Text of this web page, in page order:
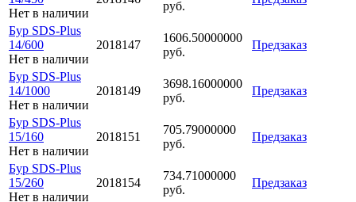
Нет в наличии
руб.
Бур SDS-Plus
14/600
Нет в наличии
2018147
1606.50000000
руб.
Предзаказ
Бур SDS-Plus
14/1000
Нет в наличии
2018149
3698.16000000
руб.
Предзаказ
Бур SDS-Plus
15/160
Нет в наличии
2018151
705.79000000
руб.
Предзаказ
Бур SDS-Plus
15/260
Нет в наличии
2018154
734.71000000
руб.
Предзаказ